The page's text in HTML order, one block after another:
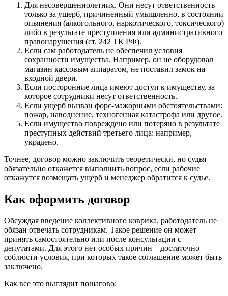
Для несовершеннолетних. Они несут ответственность
только за ущерб, причиненный умышленно, в состоянии
опьянения (алкогольного, наркотического, токсического)
либо в результате преступления или административного
правонарушения (ст. 242 ТК РФ).
Если сам работодатель не обеспечил условия
сохранности имущества. Например, он не оборудовал
магазин кассовым аппаратом, не поставил замок на
входной двери.
Если посторонние лица имеют доступ к имуществу, за
которое сотрудники несут ответственность.
Если ущерб вызван форс-мажорными обстоятельствами:
пожар, наводнение, техногенная катастрофа или другое.
Если имущество повреждено или потеряно в результате
преступных действий третьего лица: например,
украдено.
Точнее, договор можно заключить теоретически, но судья
обязательно откажется выполнить вопрос, если рабочие
откажутся возмещать ущерб и менеджер обратится к судье.
Как оформить договор
Обсуждая введение коллективного коврика, работодатель не
обязан отвечать сотрудникам. Такое решение он может
принять самостоятельно или после консультации с
депутатами. Для этого нет особых причин – достаточно
соблюсти условия, при которых такое соглашение может быть
заключено.
Как все это выглядит пошагово: